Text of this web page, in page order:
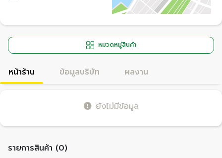
หมวดหมู่สินค้า
หน้าร้าน ข้อมูลบริษัท ผลงาน
ยังไม่มีข้อมูล
รายการสินค้า (0)